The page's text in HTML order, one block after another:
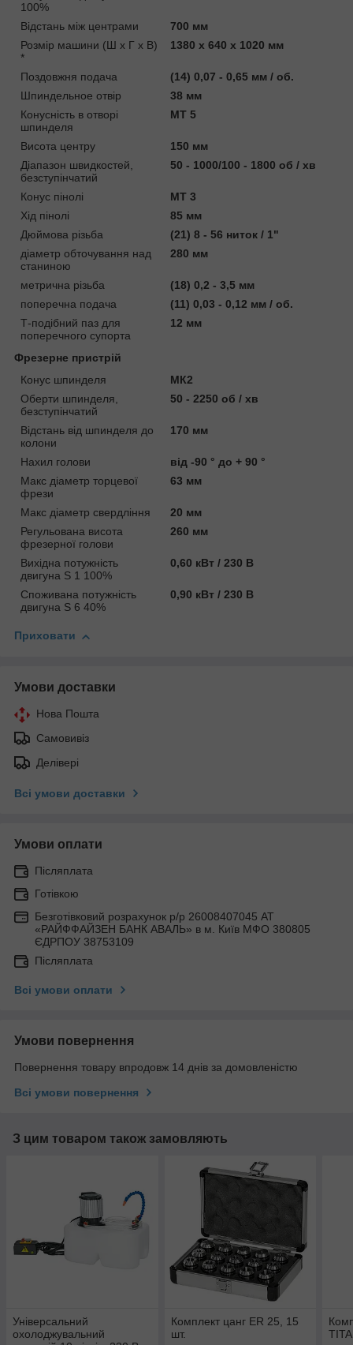
100%
Відстань між центрами
700 мм
Розмір машини (Ш x Г x В)
*
1380 x 640 x 1020 мм
Поздовжня подача
(14) 0,07 - 0,65 мм / об.
Шпиндельное отвір
38 мм
Конусність в отворі
шпинделя
MT 5
Висота центру
150 мм
Діапазон швидкостей,
безступінчатий
50 - 1000/100 - 1800 об / хв
Конус пінолі
MT 3
Хід пінолі
85 мм
Дюймова різьба
(21) 8 - 56 ниток / 1"
діаметр обточування над
станиною
280 мм
метрична різьба
(18) 0,2 - 3,5 мм
поперечна подача
(11) 0,03 - 0,12 мм / об.
Т-подібний паз для
поперечного супорта
12 мм
Фрезерне пристрій
Конус шпинделя
МК2
Оберти шпинделя,
безступінчатий
50 - 2250 об / хв
Відстань від шпинделя до
колони
170 мм
Нахил голови
від -90 ° до + 90 °
Макс діаметр торцевої
фрези
63 мм
Макс діаметр свердління
20 мм
Регульована висота
фрезерної голови
260 мм
Вихідна потужність
двигуна S 1 100%
0,60 кВт / 230 В
Споживана потужність
двигуна S 6 40%
0,90 кВт / 230 В
Приховати
Умови доставки
Нова Пошта
Самовивіз
Делівері
Всі умови доставки
Умови оплати
Післяплата
Готівкою
Безготівковий розрахунок р/р 26008407045 АТ
«РАЙФФАЙЗЕН БАНК АВАЛЬ» в м. Київ МФО 380805
ЄДРПОУ 38753109
Післяплата
Всі умови оплати
Умови повернення
Повернення товару впродовж 14 днів за домовленістю
Всі умови повернення
З цим товаром також замовляють
Універсальний
охолоджувальний
Комплект цанг ER 25, 15
шт.